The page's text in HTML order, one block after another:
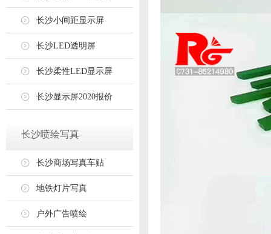
长沙小间距显示屏
长沙LED透明屏
长沙柔性LED显示屏
长沙显示屏2020报价
长沙喷绘写真
长沙商场写真车贴
地铁灯片写真
户外广告喷绘